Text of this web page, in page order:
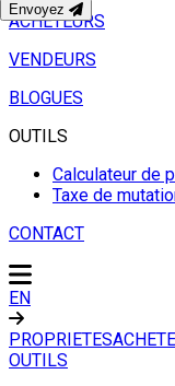
ACHETEURS
VENDEURS
BLOGUES
OUTILS
Calculateur de
Taxe de
CONTACT
EN
PROPRIETES
OUTILS
Envoyez